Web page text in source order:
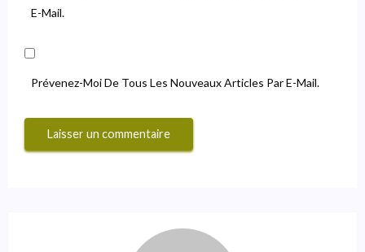
E-Mail.
Prévenez-Moi De Tous Les Nouveaux Articles Par E-Mail.